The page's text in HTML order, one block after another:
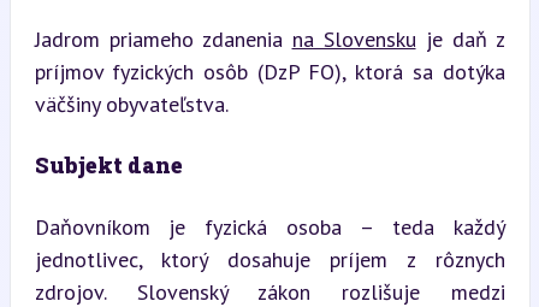
Jadrom priameho zdanenia na Slovensku je daň z
príjmov fyzických osôb (DzP FO), ktorá sa dotýka
väčšiny obyvateľstva.
Subjekt dane
Daňovníkom je fyzická osoba – teda každý
jednotlivec, ktorý dosahuje príjem z rôznych
zdrojov. Slovenský zákon rozlišuje medzi